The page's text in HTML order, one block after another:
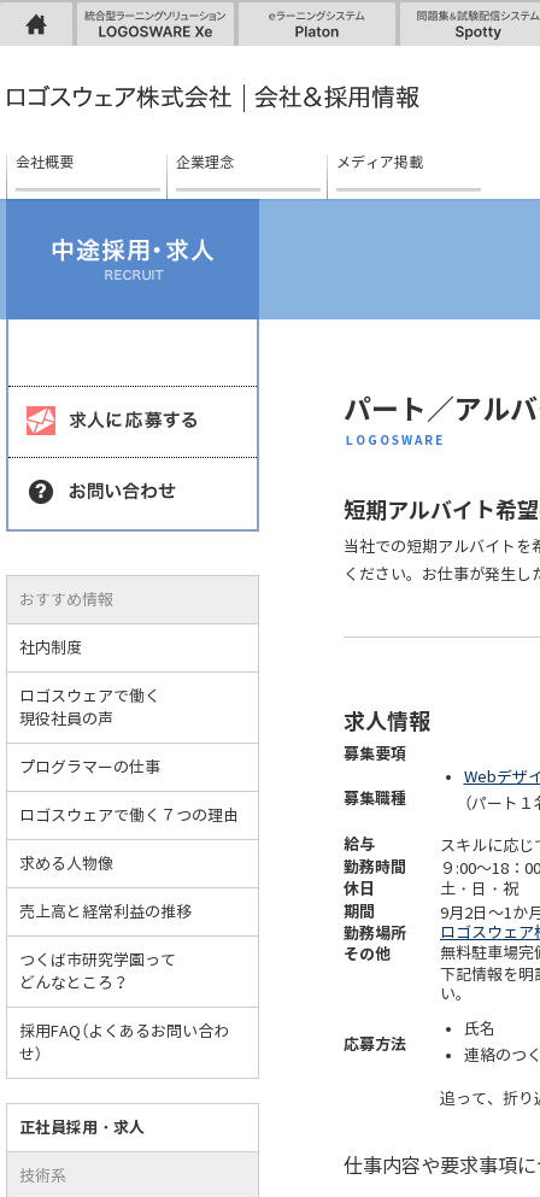
LOGOSWARE HOME 統合型ラーニングソ eラーニングシステム
会社概要 企業理念 メディア掲載
パート／アル
LOGOSWARE
短期アルバイト希
当社での短期アルバイトを
ください。お仕事が発生
求人情報
募集要項
募集職種
Webデザ
（パート１
給与 スキルに応じ
勤務時間 ９:00～18：
休日 土・日・祝
期間 9月2日～1か
勤務場所 ロゴスウェ
その他 無料駐車場
応募方法
下記情報を明
い。
氏名
連絡のつ
追って、折り
仕事内容や要求事項
おすすめ情報
社内制度
ロゴスウェアで働く
現役社員の声
プログラマーの仕事
ロゴスウェアで働く７つの理由
求める人物像
売上高と経常利益の推移
つくば市研究学園って
どんなところ？
採用FAQ（よくあるお問い合わ
せ）
正社員採用・求人
技術系